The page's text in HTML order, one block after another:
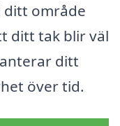
ditt område
ditt tak blir väl
ditt
över tid.